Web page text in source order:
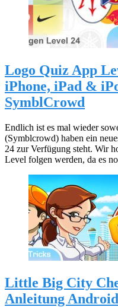
Logo Quiz App
iPhone, iPad &
SymblCrowd
Endlich ist es mal wieder
(Symblcrowd) haben ein
24 zur Verfügung steht. Wir
Level folgen werden, da es
Little Big City
Anleitung Android